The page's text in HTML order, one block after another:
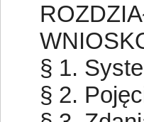
§ 1.
§ 2.